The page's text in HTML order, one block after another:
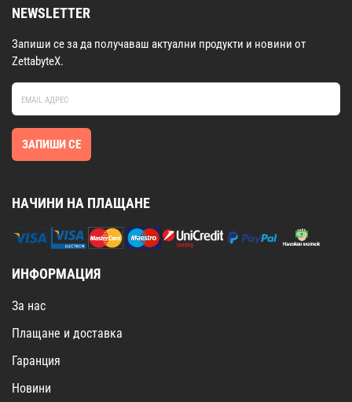
NEWSLETTER
Запиши се за да получаваш актуални продукти и новини от
ZettabyteX.
ЗАПИШИ СЕ
НАЧИНИ НА ПЛАЩАНЕ
ИНФОРМАЦИЯ
За нас
Плащане и доставка
Гаранция
Новини